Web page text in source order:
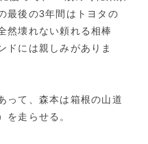
最後の3年間はトヨタの
然壊れない頼れる相棒
ドには親しみがありま
って、森本は箱根の山道
を走らせる。